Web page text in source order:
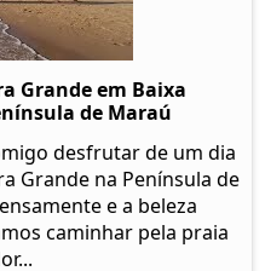
Grande em Baixa
de Maraú
desfrutar de um dia
Grande na Península de
e a beleza
caminhar pela praia